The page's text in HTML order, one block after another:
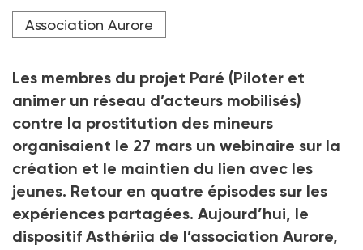
Association Aurore
Les membres du projet Paré (Piloter et
animer un réseau d’acteurs mobilisés)
contre la prostitution des mineurs
organisaient le 27 mars un webinaire sur la
création et le maintien du lien avec les
jeunes. Retour en quatre épisodes sur les
expériences partagées. Aujourd’hui, le
dispositif Asthériia de l’association Aurore,